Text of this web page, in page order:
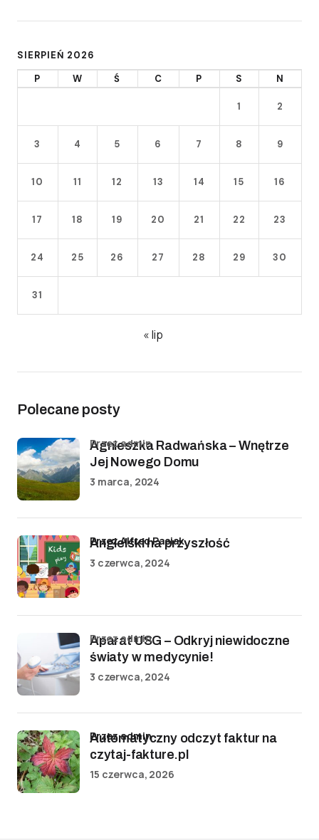
SIERPIEŃ 2026
P
W Ś C P S N
1 2
3 4 5 6 7 8 9
10 11 12 13 14 15 16
17 18 19 20 21 22 23
24 25 26 27 28 29 30
31
« lip
Polecane posty
Agnieszka Radwańska – Wnętrze
Jej Nowego Domu
przez admin
3 marca, 2024
Angielski na przyszłość
przez Alfred Pasiak
3 czerwca, 2024
Aparat USG – Odkryj niewidoczne
światy w medycynie!
przez admin
3 czerwca, 2024
Automatyczny odczyt faktur na
czytaj-fakture.pl
przez admin
15 czerwca, 2026